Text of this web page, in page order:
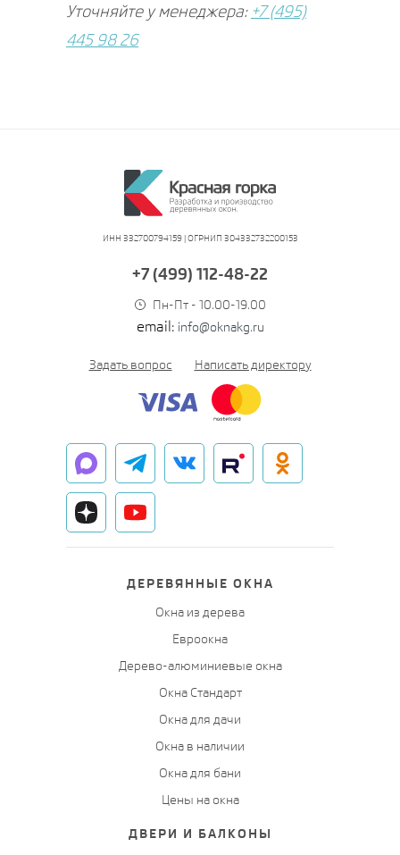
Уточняйте у менеджера: +7 (495)
445 98 26
ИНН 332700794159 | ОГРНИП 304332732200153
+7 (499) 112-48-22
Пн-Пт - 10.00-19.00
email: info@oknakg.ru
Написать директору
Задать вопрос
ДЕРЕВЯННЫЕ ОКНА
Окна из дерева
Евроокна
Дерево-алюминиевые окна
Окна Стандарт
Окна для дачи
Окна в наличии
Окна для бани
Цены на окна
ДВЕРИ И БАЛКОНЫ